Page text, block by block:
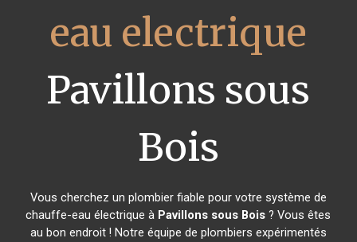
eau electrique
Pavillons sous
Bois
Vous cherchez un plombier fiable pour votre système de
chauffe-eau électrique à Pavillons sous Bois ? Vous êtes
au bon endroit ! Notre équipe de plombiers expérimentés